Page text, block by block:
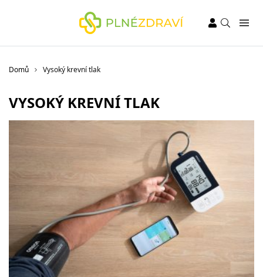
Domů Vysoký krevní tlak
VYSOKÝ KREVNÍ TLAK